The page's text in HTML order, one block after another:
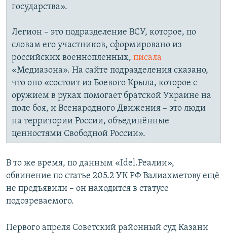
государства».
Легион – это подразделение ВСУ, которое, по
словам его участников, сформировано из
российских военнопленных, писала
«Медиазона». На сайте подразделения сказано,
что оно «состоит из Боевого Крыла, которое с
оружием в руках помогает братской Украине на
поле боя, и Всенародного Движения – это люди
на территории России, объединённые
ценностями Свободной России».
В то же время, по данным «Idel.Реалии»,
обвинение по статье 205.2 УК РФ Валиахметову ещё
не предъявили – он находится в статусе
подозреваемого.
Первого апреля Советский районный суд Казани